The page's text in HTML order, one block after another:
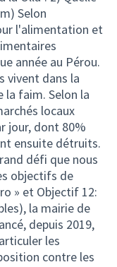
Selon
l'alimentation et
année au Pérou.
vivent dans la
faim. Selon la
locaux
jour, dont 80%
ensuite détruits.
défi que nous
objectifs de
» et Objectif 12:
la mairie de
depuis 2019,
les
contre les